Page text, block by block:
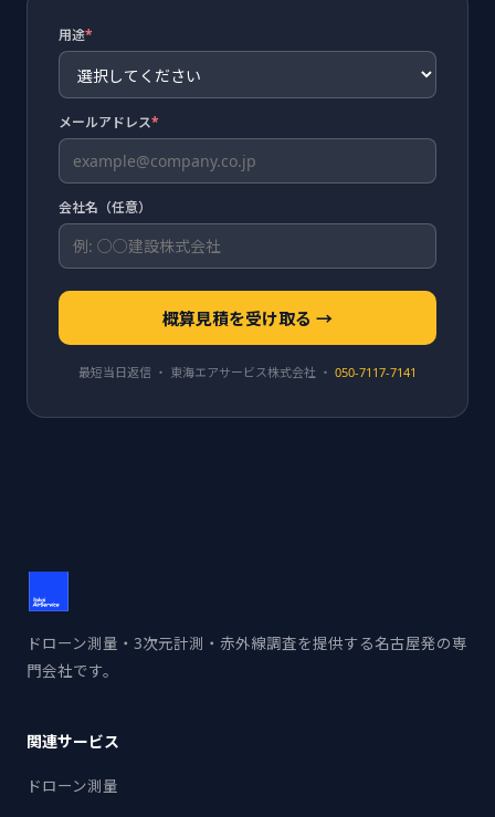
用途*
メールアドレス*
会社名（任意）
概算見積を受け取る →
最短当日返信 ・ 東海エアサービス株式会社 ・ 050-7117-7141
ドローン測量・3次元計測・赤外線調査を提供する名古屋発の専
門会社です。
関連サービス
ドローン測量